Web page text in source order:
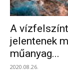
A
jelentenek
műanyag...
2020.08.26.